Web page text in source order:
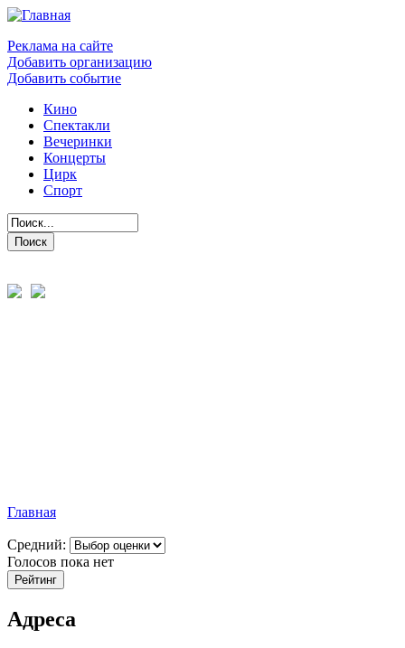
Реклама на сайте
Добавить организацию
Добавить событие
Кино
Спектакли
Вечеринки
Концерты
Цирк
Спорт
Главная
Средний:
Голосов пока нет
Адреса